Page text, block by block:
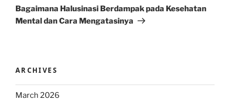
Post
Bagaimana Halusinasi Berdampak pada Kesehatan
Mental dan Cara Mengatasinya
ARCHIVES
March 2026